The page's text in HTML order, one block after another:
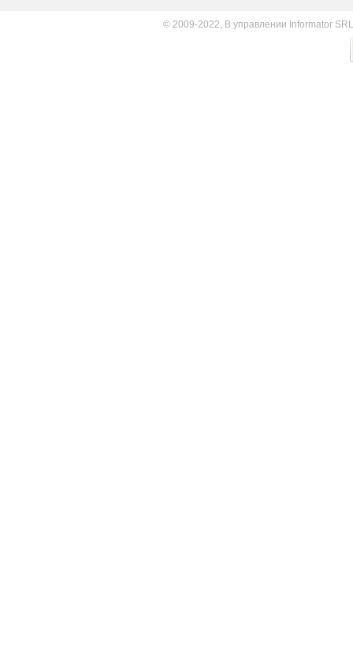
© 2009-2022, В управлении Informator SRL